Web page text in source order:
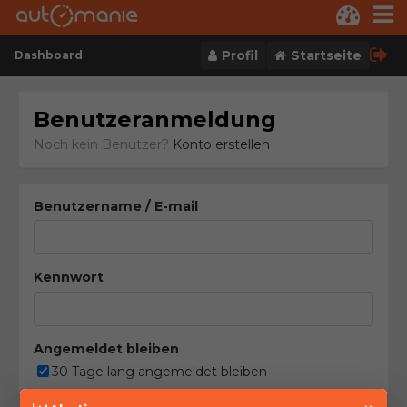
Dashboard Profil Startseite
Benutzeranmeldung
Noch kein Benutzer? Konto erstellen
Benutzername / E-mail
Kennwort
Angemeldet bleiben
30 Tage lang angemeldet bleiben